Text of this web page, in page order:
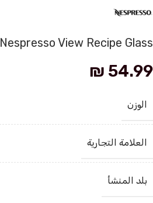
Nespresso View Recipe Glass
₪ 54.99
الوزن
العلامة التجارية
بلد المنشأ